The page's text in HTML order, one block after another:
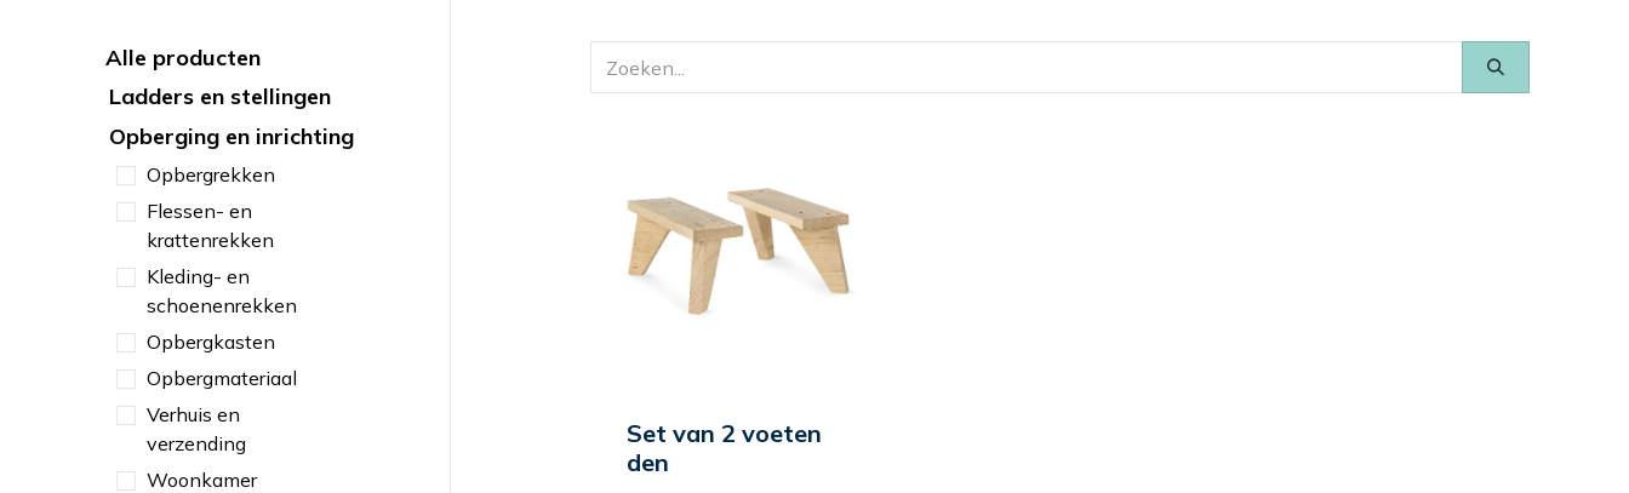
Alle producten
Ladders en stellingen
Opberging en inrichting
Opbergrekken
Flessen- en
krattenrekken
Kleding- en
schoenenrekken
Opbergkasten
Opbergmateriaal
Verhuis en
verzending
Woonkamer
Set van 2 voeten
den